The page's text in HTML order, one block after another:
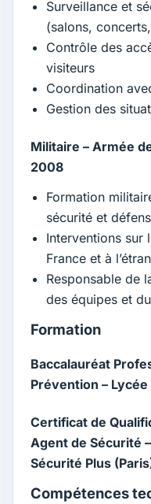
Surveillance et
(salons,
Contrôle des
visiteurs
Coordination
Gestion des
Militaire – Armée
2008
Formation
sécurité et
Interventions sur
France et à
Responsable de
des équipes et
Formation
Baccalauréat
Prévention –
Certificat de
Agent de Sécurité
Sécurité Plus
Compétences